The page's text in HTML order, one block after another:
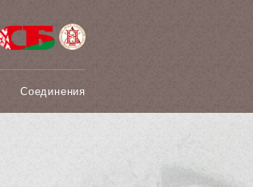
Соединения